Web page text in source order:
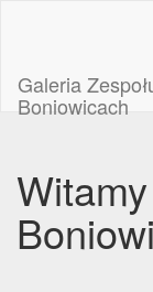
Galeria
Boniowicach